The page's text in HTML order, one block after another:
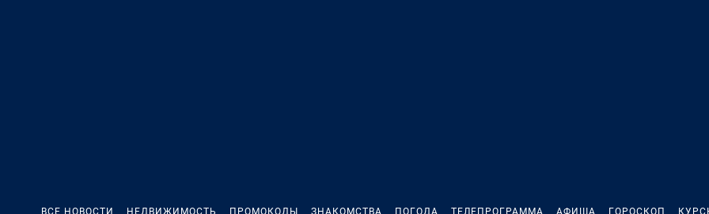
ВСЕ НОВОСТИ НЕДВИЖИМОСТЬ ПРОМОКОДЫ ЗНАКОМСТВА ПОГОДА ТЕЛЕПРОГРАММА АФИША ГОРОСКОП